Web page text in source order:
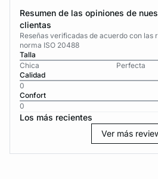
Resumen de las opiniones de
clientas
Reseñas verificadas de acuerdo con las
norma ISO 20488
Talla
Chica
Perfecta
Calidad
0
Confort
0
Los más recientes
Ver más